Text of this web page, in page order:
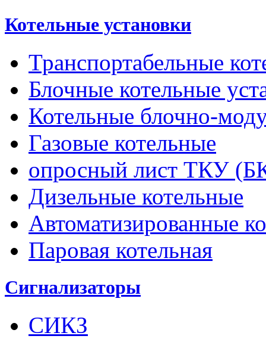
Котельные установки
Транспортабельные
Блочные котельные
Котельные блочно-
Газовые котельные
опросный лист ТКУ
Дизельные котельные
Автоматизированные
Паровая котельная
Сигнализаторы
СИКЗ